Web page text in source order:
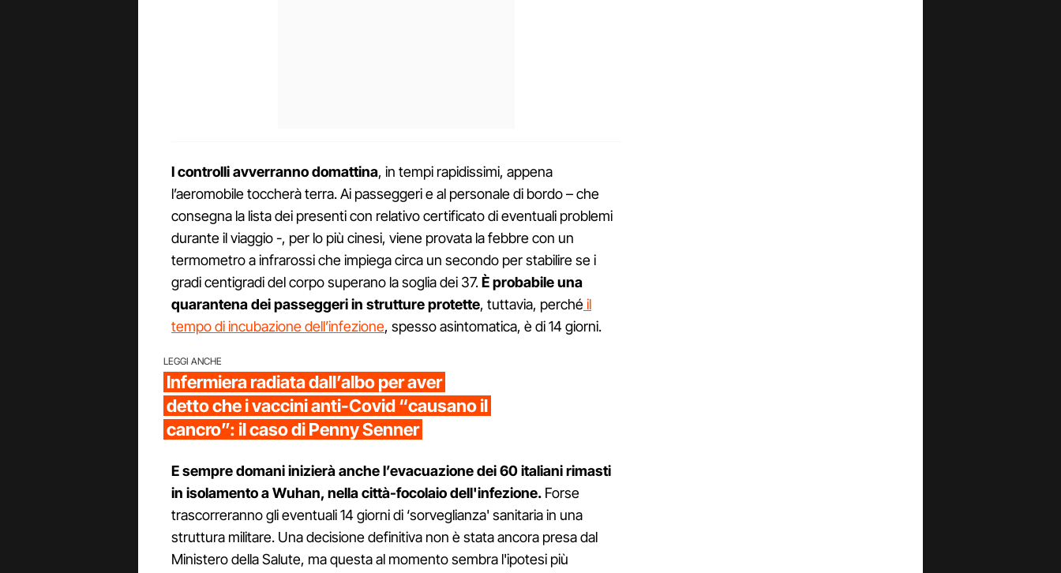
I controlli avverranno domattina, in tempi rapidissimi, appena
l’aeromobile toccherà terra. Ai passeggeri e al personale di bordo – che
consegna la lista dei presenti con relativo certificato di eventuali problemi
durante il viaggio -, per lo più cinesi, viene provata la febbre con un
termometro a infrarossi che impiega circa un secondo per stabilire se i
gradi centigradi del corpo superano la soglia dei 37.È probabile una
quarantena dei passeggeri in strutture protette, tuttavia, perchéil
tempo di incubazione dell’infezione, spesso asintomatica, è di 14 giorni.
LEGGI ANCHE
Infermiera radiata dall’albo per aver
detto che i vaccini anti-Covid “causano il
cancro”: il caso di Penny Senner
E sempre domani inizierà anche l’evacuazione dei 60 italiani rimasti
in isolamento a Wuhan, nella città-focolaio dell'infezione. Forse
trascorreranno gli eventuali 14 giorni di ‘sorveglianza' sanitaria in una
struttura militare. Una decisione definitiva non è stata ancora presa dal
Ministero della Salute, ma questa al momento sembra l'ipotesi più